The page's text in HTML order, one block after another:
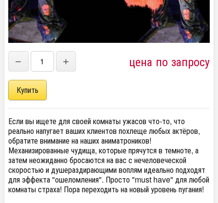
− + цена по запросу
Если вы ищете для своей комнаты ужасов что-то, что
реально напугает ваших клиентов похлеще любых актёров,
обратите внимание на наших аниматроников!
Механизированные чудища, которые прячутся в темноте, а
затем неожиданно бросаются на вас с нечеловеческой
скоростью и душераздирающими воплям идеально подходят
для эффекта "ошеломления". Просто "must have" для любой
комнаты страха! Пора переходить на новый уровень пугания!